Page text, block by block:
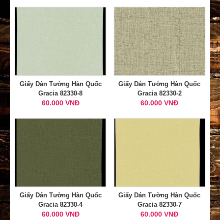
Giấy Dán Tường Hàn Quốc
Gracia 82330-8
60.000 VNĐ
Giấy Dán Tường Hàn Quốc
Gracia 82330-2
60.000 VNĐ
Giấy Dán Tường Hàn Quốc
Gracia 82330-4
60.000 VNĐ
Giấy Dán Tường Hàn Quốc
Gracia 82330-7
60.000 VNĐ